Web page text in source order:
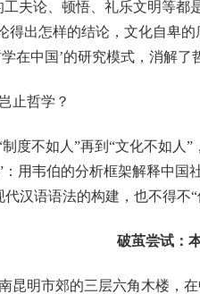
夫论、顿悟、礼乐文明等都
得出怎样的结论，文化自卑
在中国’的研究模式，消解
止哲学？
制度不如人”再到“文化不如人
：用韦伯的分析框架解释中
代汉语语法的构建，也不得
破茧尝试：
昆明市郊的三层六角木楼，